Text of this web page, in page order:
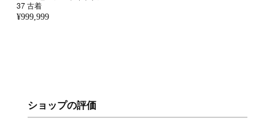
37 古着
¥999,999
ショップの評価